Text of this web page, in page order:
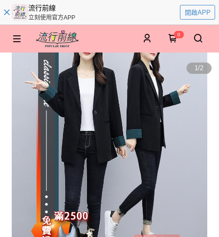
流行前線
立刻使用官方APP
開啟APP
0
1/2